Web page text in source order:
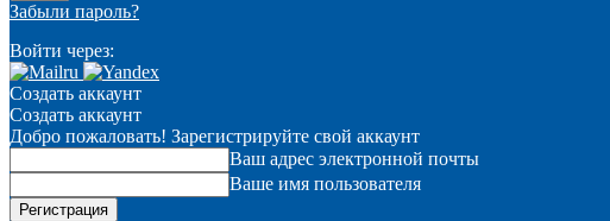
Забыли пароль?
Войти через:
Создать аккаунт
Создать аккаунт
Добро пожаловать! Зарегистрируйте свой аккаунт
Ваш адрес электронной почты
Ваше имя пользователя